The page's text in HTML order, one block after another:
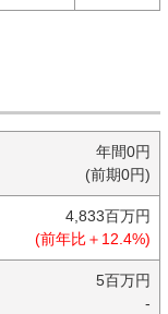
年間0円
(前期0円)
4,833百万円
(前年比＋12.4%)
5百万円
-